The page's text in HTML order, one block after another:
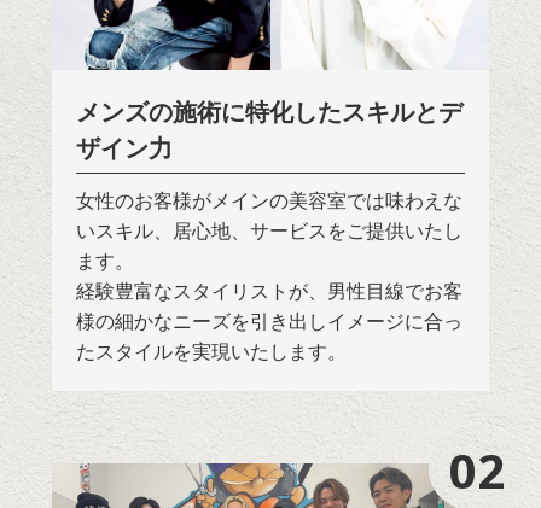
メンズの施術に特化したスキルとデ
ザイン力
女性のお客様がメインの美容室では味わえな
いスキル、居心地、サービスをご提供いたし
ます。
経験豊富なスタイリストが、男性目線でお客
様の細かなニーズを引き出しイメージに合っ
たスタイルを実現いたします。
02
02